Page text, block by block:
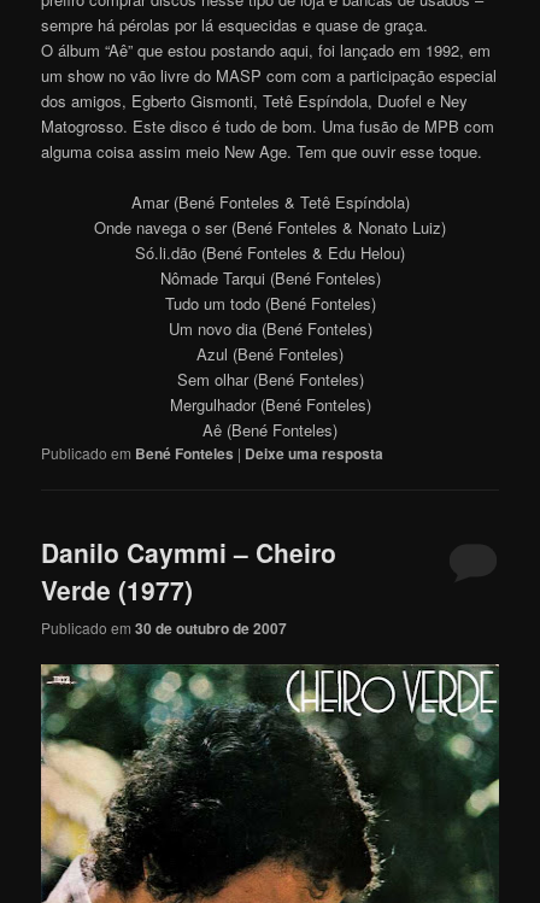
sempre há pérolas por lá esquecidas e quase de graça.
O álbum “Aê” que estou postando aqui, foi lançado em 1992, em
um show no vão livre do MASP com com a participação especial
dos amigos, Egberto Gismonti, Tetê Espíndola, Duofel e Ney
Matogrosso. Este disco é tudo de bom. Uma fusão de MPB com
alguma coisa assim meio New Age. Tem que ouvir esse toque.
Amar (Bené Fonteles & Tetê Espíndola)
Onde navega o ser (Bené Fonteles & Nonato Luiz)
Só.li.dão (Bené Fonteles & Edu Helou)
Nômade Tarqui (Bené Fonteles)
Tudo um todo (Bené Fonteles)
Um novo dia (Bené Fonteles)
Azul (Bené Fonteles)
Sem olhar (Bené Fonteles)
Mergulhador (Bené Fonteles)
Aê (Bené Fonteles)
Publicado em Bené Fonteles | Deixe uma resposta
Danilo Caymmi – Cheiro
Verde (1977)
Publicado em30 de outubro de 2007